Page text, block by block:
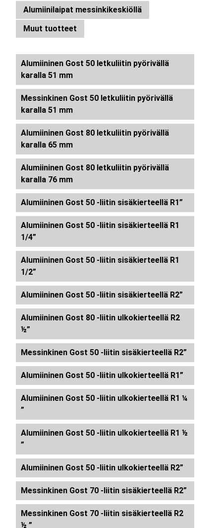
Alumiinilaipat messinkikeskiöllä
Muut tuotteet
Alumiininen Gost 50 letkuliitin pyörivällä
karalla 51 mm
Messinkinen Gost 50 letkuliitin pyörivällä
karalla 51 mm
Alumiininen Gost 80 letkuliitin pyörivällä
karalla 65 mm
Alumiininen Gost 80 letkuliitin pyörivällä
karalla 76 mm
Alumiininen Gost 50 -liitin sisäkierteellä R1”
Alumiininen Gost 50 -liitin sisäkierteellä R1
1/4”
Alumiininen Gost 50 -liitin sisäkierteellä R1
1/2”
Alumiininen Gost 50 -liitin sisäkierteellä R2”
Alumiininen Gost 80 -liitin ulkokierteellä R2
½”
Messinkinen Gost 50 -liitin sisäkierteellä R2”
Alumiininen Gost 50 -liitin ulkokierteellä R1”
Alumiininen Gost 50 -liitin ulkokierteellä R1 ¼
”
Alumiininen Gost 50 -liitin ulkokierteellä R1 ½
”
Alumiininen Gost 50 -liitin ulkokierteellä R2”
Messinkinen Gost 70 -liitin sisäkierteellä R2”
Messinkinen Gost 70 -liitin sisäkierteellä R2
½ ”